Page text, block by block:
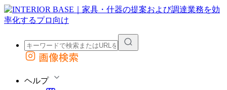
外部サイトの商品をカートに追加
画像検索
ヘルプ